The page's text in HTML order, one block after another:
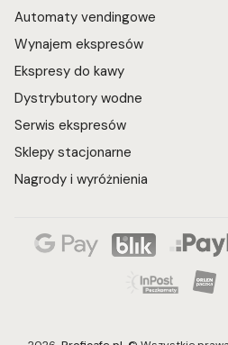
Automaty vendingowe
Wynajem ekspresów
Ekspresy do kawy
Dystrybutory wodne
Serwis ekspresów
Sklepy stacjonarne
Nagrody i wyróżnienia